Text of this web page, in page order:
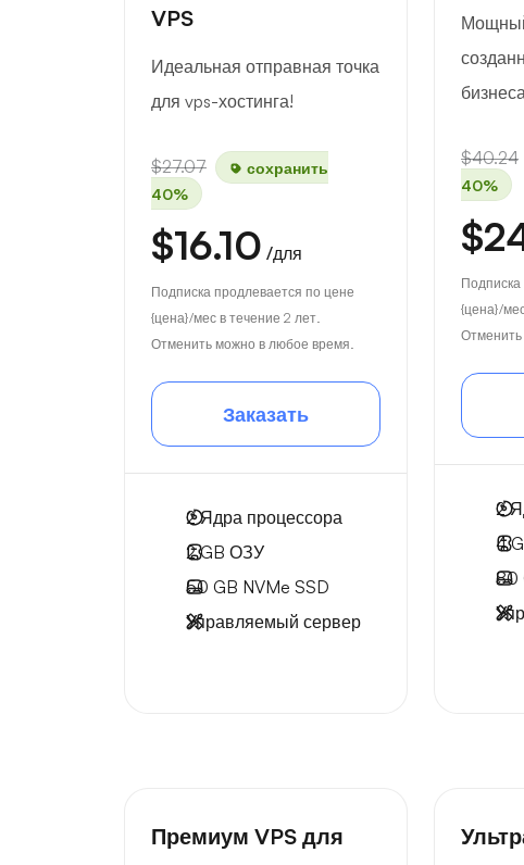
VPS
Идеальная отправная точка
для vps-хостинга!
$27.07
сохранить
40%
$16.10 /для
Подписка продлевается по цене
{цена}/мес в течение 2 лет.
Отменить можно в любое время.
Заказать
2Ядра процессора
2 GB ОЗУ
50 GB NVMe SSD
Управляемый сервер
$40.24
40%
{цена}/
2
4
80
Премиум VPS для